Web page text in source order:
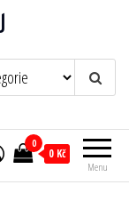
Military, Survival, Pro
i ženy
Menu
0
0 Kč